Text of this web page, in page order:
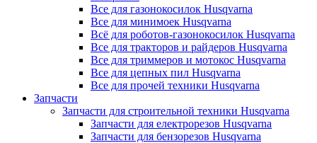
Все для газонокосилок Husqvarna
Все для минимоек Husqvarna
Всё для роботов-газонокосилок Husqvarna
Все для тракторов и райдеров Husqvarna
Все для триммеров и мотокос Husqvarna
Все для цепных пил Husqvarna
Все для прочей техники Husqvarna
Запчасти
Запчасти для строительной техники Husqvarna
Запчасти для електрорезов Husqvarna
Запчасти для бензорезов Husqvarna